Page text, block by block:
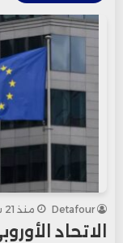
Detafour منذ 21 ساعة